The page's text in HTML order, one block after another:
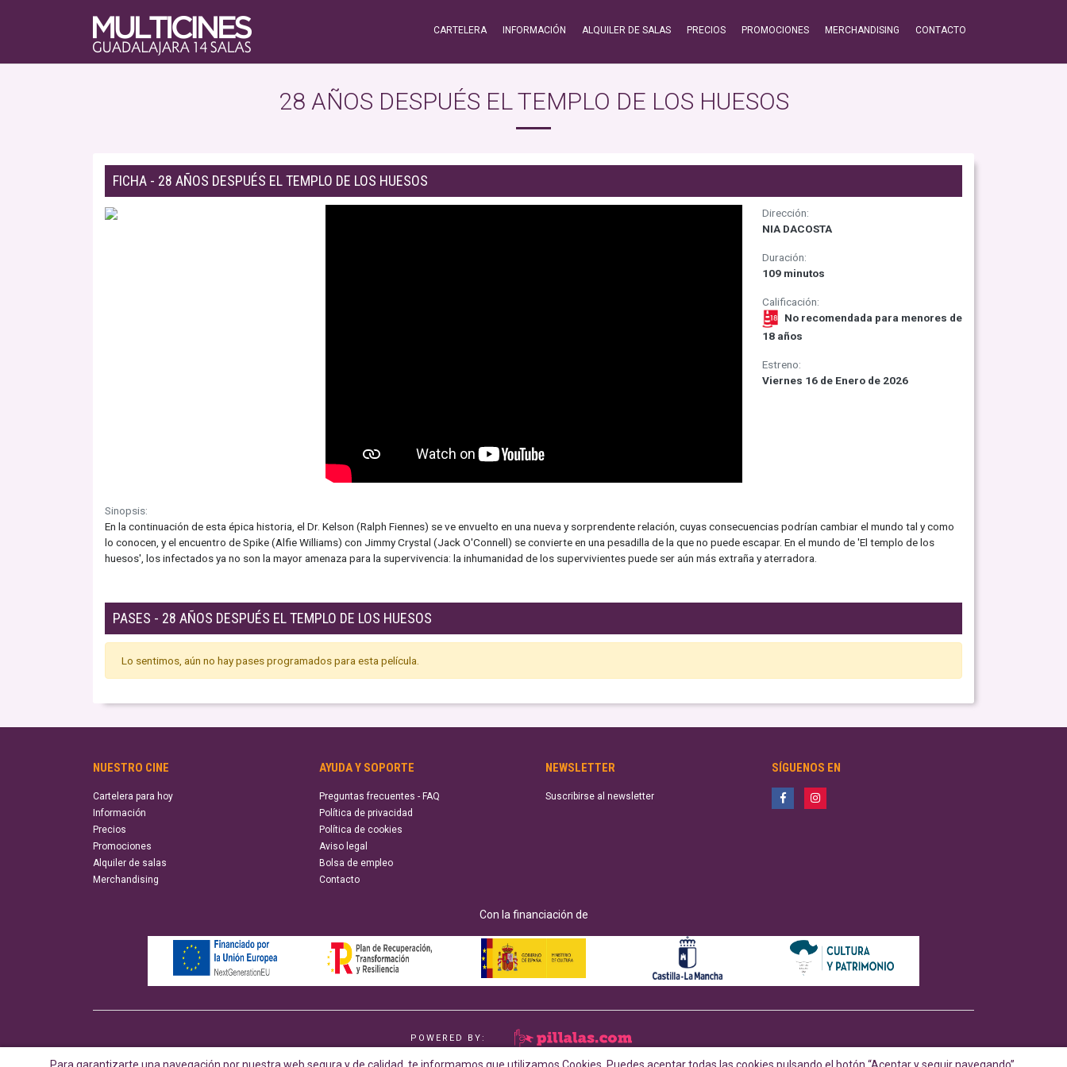
CARTELERA INFORMACIÓN ALQUILER DE SALAS PRECIOS PROMOCIONES MERCHANDISING CONTACTO
28 AÑOS DESPUÉS EL TEMPLO DE LOS HUESOS
FICHA - 28 AÑOS DESPUÉS EL TEMPLO DE LOS HUESOS
Dirección:
NIA DACOSTA
Duración:
109 minutos
Calificación:
No recomendada para menores de
18 años
Estreno:
Viernes 16 de Enero de 2026
Sinopsis:
En la continuación de esta épica historia, el Dr. Kelson (Ralph Fiennes) se ve envuelto en una nueva y sorprendente relación, cuyas consecuencias podrían cambiar el mundo tal y como
lo conocen, y el encuentro de Spike (Alfie Williams) con Jimmy Crystal (Jack O'Connell) se convierte en una pesadilla de la que no puede escapar. En el mundo de 'El templo de los
huesos', los infectados ya no son la mayor amenaza para la supervivencia: la inhumanidad de los supervivientes puede ser aún más extraña y aterradora.
PASES - 28 AÑOS DESPUÉS EL TEMPLO DE LOS HUESOS
Lo sentimos, aún no hay pases programados para esta película.
NUESTRO CINE
Cartelera para hoy
Información
Precios
Promociones
Alquiler de salas
Merchandising
AYUDA Y SOPORTE
Preguntas frecuentes - FAQ
Política de privacidad
Política de cookies
Aviso legal
Bolsa de empleo
Contacto
NEWSLETTER
Suscribirse al newsletter
SÍGUENOS EN
Con la financiación de
POWERED BY: